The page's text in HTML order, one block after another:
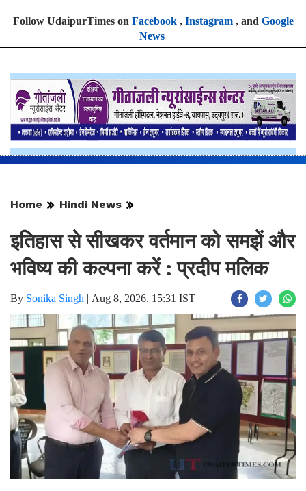
Follow UdaipurTimes on Facebook, Instagram, and Google
News
Home Hindi News
इतिहास से सीखकर वर्तमान को समझें और
भविष्य की कल्पना करें : प्रदीप मलिक
By Sonika Singh | Aug 8, 2026, 15:31 IST